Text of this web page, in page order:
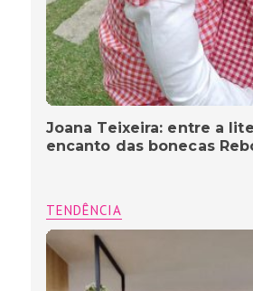
Joana Teixeira: entre a
encanto das bonecas
TENDÊNCIA